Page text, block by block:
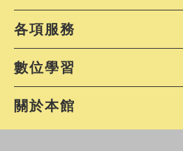
各項服務
數位學習
關於本館